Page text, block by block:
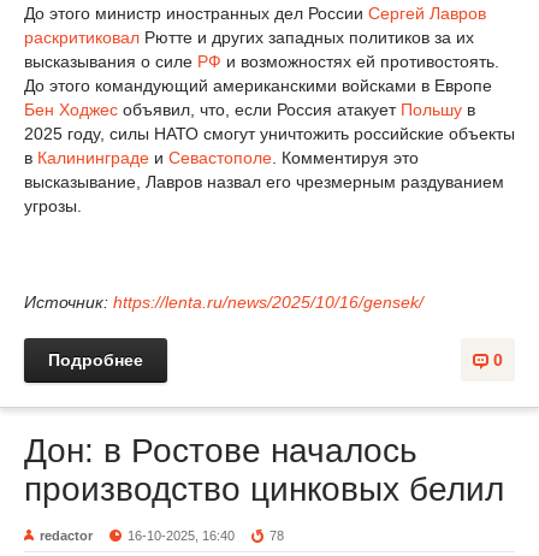
До этого министр иностранных дел России Сергей Лавров
раскритиковал Рютте и других западных политиков за их
высказывания о силе РФ и возможностях ей противостоять.
До этого командующий американскими войсками в Европе
Бен Ходжес объявил, что, если Россия атакует Польшу в
2025 году, силы НАТО смогут уничтожить российские объекты
в Калининграде и Севастополе . Комментируя это
высказывание, Лавров назвал его чрезмерным раздуванием
угрозы.
Источник: https://lenta.ru/news/2025/10/16/gensek/
0
Подробнее
Дон: в Ростове началось
производство цинковых белил
redactor 16-10-2025, 16:40 78